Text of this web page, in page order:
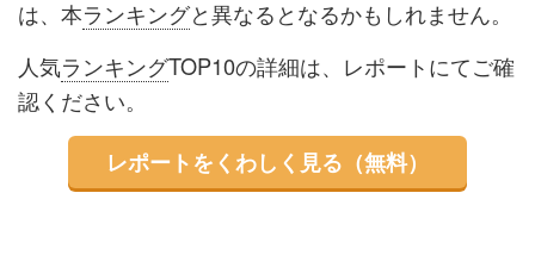
は、本ランキングと異なるとなるかもしれません。
人気ランキングTOP10の詳細は、レポートにてご確
認ください。
レポートをくわしく見る（無料）